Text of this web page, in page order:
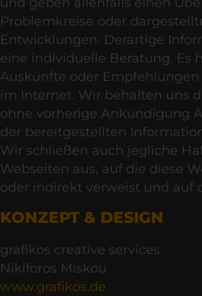
Problemkreise oder
Entwicklungen. Derartige
eine individuelle Beratung. Es
Auskünfte oder
im Internet. Wir behalten uns
ohne vorherige Ankündigung
der bereitgestellten
Wir schließen auch jegliche
Webseiten aus, auf die diese
oder indirekt verweist und auf
KONZEPT & DESIGN
grafikos creative services
Nikiforos Miskou
www.grafikos.de